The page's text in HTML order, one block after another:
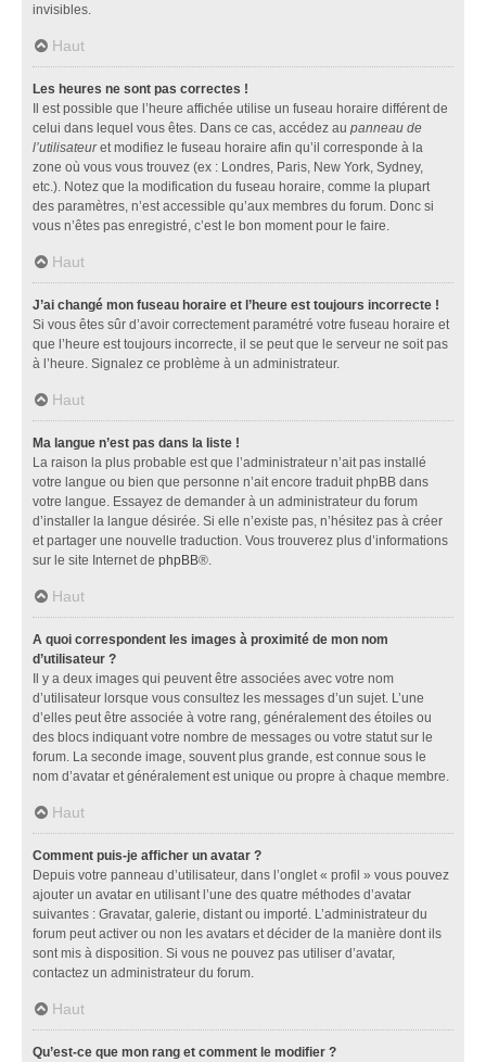
invisibles.
Haut
Les heures ne sont pas correctes !
Il est possible que l’heure affichée utilise un fuseau horaire différent de
celui dans lequel vous êtes. Dans ce cas, accédez au panneau de
l’utilisateuret modifiez le fuseau horaire afin qu’il corresponde à la
zone où vous vous trouvez (ex : Londres, Paris, New York, Sydney,
etc.). Notez que la modification du fuseau horaire, comme la plupart
des paramètres, n’est accessible qu’aux membres du forum. Donc si
vous n’êtes pas enregistré, c’est le bon moment pour le faire.
Haut
J’ai changé mon fuseau horaire et l’heure est toujours incorrecte !
Si vous êtes sûr d’avoir correctement paramétré votre fuseau horaire et
que l’heure est toujours incorrecte, il se peut que le serveur ne soit pas
à l’heure. Signalez ce problème à un administrateur.
Haut
Ma langue n’est pas dans la liste !
La raison la plus probable est que l’administrateur n’ait pas installé
votre langue ou bien que personne n’ait encore traduit phpBB dans
votre langue. Essayez de demander à un administrateur du forum
d’installer la langue désirée. Si elle n’existe pas, n’hésitez pas à créer
et partager une nouvelle traduction. Vous trouverez plus d’informations
sur le site Internet de phpBB®.
Haut
A quoi correspondent les images à proximité de mon nom
d’utilisateur ?
Il y a deux images qui peuvent être associées avec votre nom
d’utilisateur lorsque vous consultez les messages d’un sujet. L’une
d’elles peut être associée à votre rang, généralement des étoiles ou
des blocs indiquant votre nombre de messages ou votre statut sur le
forum. La seconde image, souvent plus grande, est connue sous le
nom d’avatar et généralement est unique ou propre à chaque membre.
Haut
Comment puis-je afficher un avatar ?
Depuis votre panneau d’utilisateur, dans l’onglet « profil » vous pouvez
ajouter un avatar en utilisant l’une des quatre méthodes d’avatar
suivantes : Gravatar, galerie, distant ou importé. L’administrateur du
forum peut activer ou non les avatars et décider de la manière dont ils
sont mis à disposition. Si vous ne pouvez pas utiliser d’avatar,
contactez un administrateur du forum.
Haut
Qu’est-ce que mon rang et comment le modifier ?